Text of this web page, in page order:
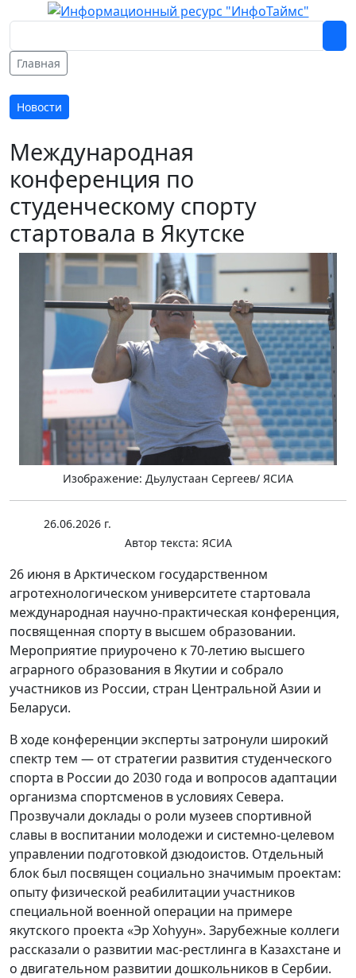
Главная
Новости
Международная
конференция по
студенческому спорту
стартовала в Якутске
Изображение: Дьулустаан Сергеев/ ЯСИА
26.06.2026 г.
Автор текста: ЯСИА
26 июня в Арктическом государственном
агротехнологическом университете стартовала
международная научно-практическая конференция,
посвященная спорту в высшем образовании.
Мероприятие приурочено к 70-летию высшего
аграрного образования в Якутии и собрало
участников из России, стран Центральной Азии и
Беларуси.
В ходе конференции эксперты затронули широкий
спектр тем — от стратегии развития студенческого
спорта в России до 2030 года и вопросов адаптации
организма спортсменов в условиях Севера.
Прозвучали доклады о роли музеев спортивной
славы в воспитании молодежи и системно-целевом
управлении подготовкой дзюдоистов. Отдельный
блок был посвящен социально значимым проектам:
опыту физической реабилитации участников
специальной военной операции на примере
якутского проекта «Эр Хоһуун». Зарубежные коллеги
рассказали о развитии мас-рестлинга в Казахстане и
о двигательном развитии дошкольников в Сербии.